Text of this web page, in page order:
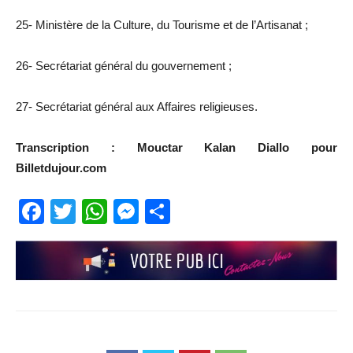
25- Ministère de la Culture, du Tourisme et de l’Artisanat ;
26- Secrétariat général du gouvernement ;
27- Secrétariat général aux Affaires religieuses.
Transcription : Mouctar Kalan Diallo pour
Billetdujour.com
Facebook
Twitter
WhatsApp
Messenger